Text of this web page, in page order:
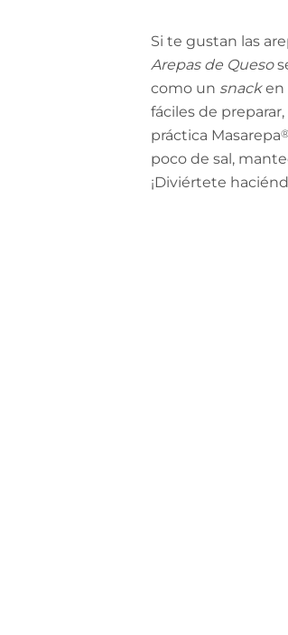
Si te gustan las
Arepas de Queso
como un snacken
fáciles de
práctica Masarepa®
poco de sal,
¡Diviértete